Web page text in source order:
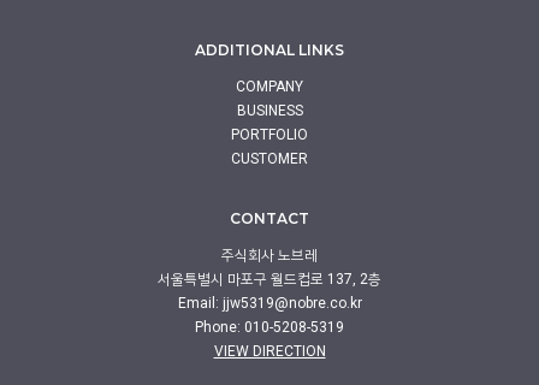
ADDITIONAL LINKS
COMPANY
BUSINESS
PORTFOLIO
CUSTOMER
CONTACT
주식회사 노브레
서울특별시 마포구 월드컵로 137, 2층
Email: jjw5319@nobre.co.kr
Phone: 010-5208-5319
VIEW DIRECTION